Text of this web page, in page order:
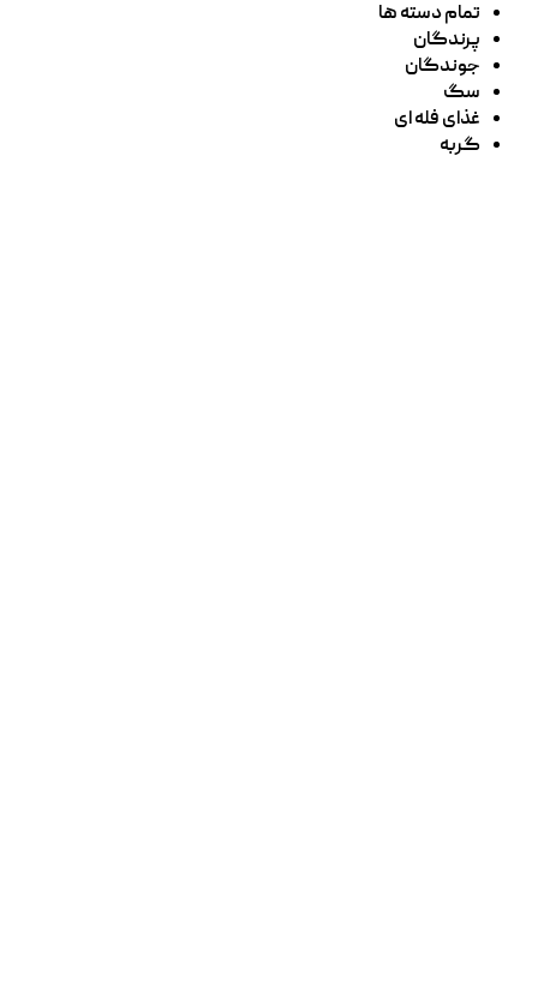
تمام دسته ها
پرندگان
جوندگان
سگ
غذای فله ای
گربه